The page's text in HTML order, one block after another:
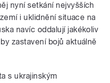
nyní setkání nejvyšších
i uklidnění situace na
navíc oddalují jakékoliv
zastavení bojů aktuálně
s ukrajinským